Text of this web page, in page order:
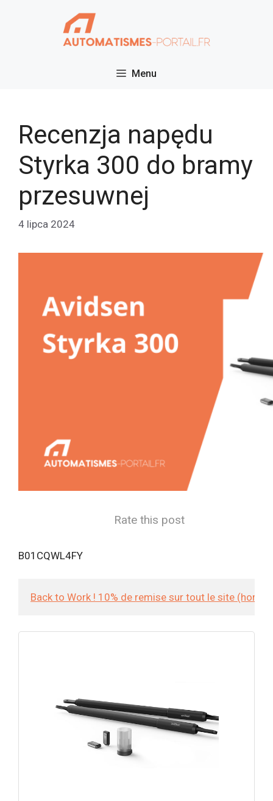
Menu
Recenzja napędu
Styrka 300 do bramy
przesuwnej
4 lipca 2024
Rate this post
B01CQWL4FY
Back to Work ! 10% de remise sur tout le site (hors